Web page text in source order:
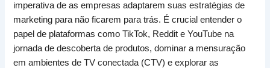
imperativa de as empresas adaptarem suas estratégias de
marketing para não ficarem para trás. É crucial entender o
papel de plataformas como TikTok, Reddit e YouTube na
jornada de descoberta de produtos, dominar a mensuração
em ambientes de TV conectada (CTV) e explorar as